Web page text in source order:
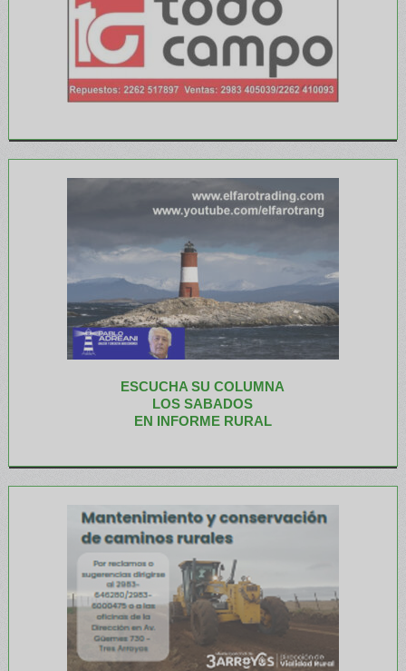
ESCUCHA SU COLUMNA
LOS SABADOS
EN INFORME RURAL